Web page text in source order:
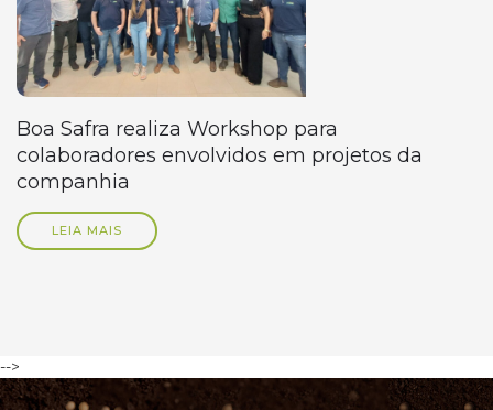
Boa Safra realiza Workshop para
colaboradores envolvidos em projetos da
companhia
LEIA MAIS
-->